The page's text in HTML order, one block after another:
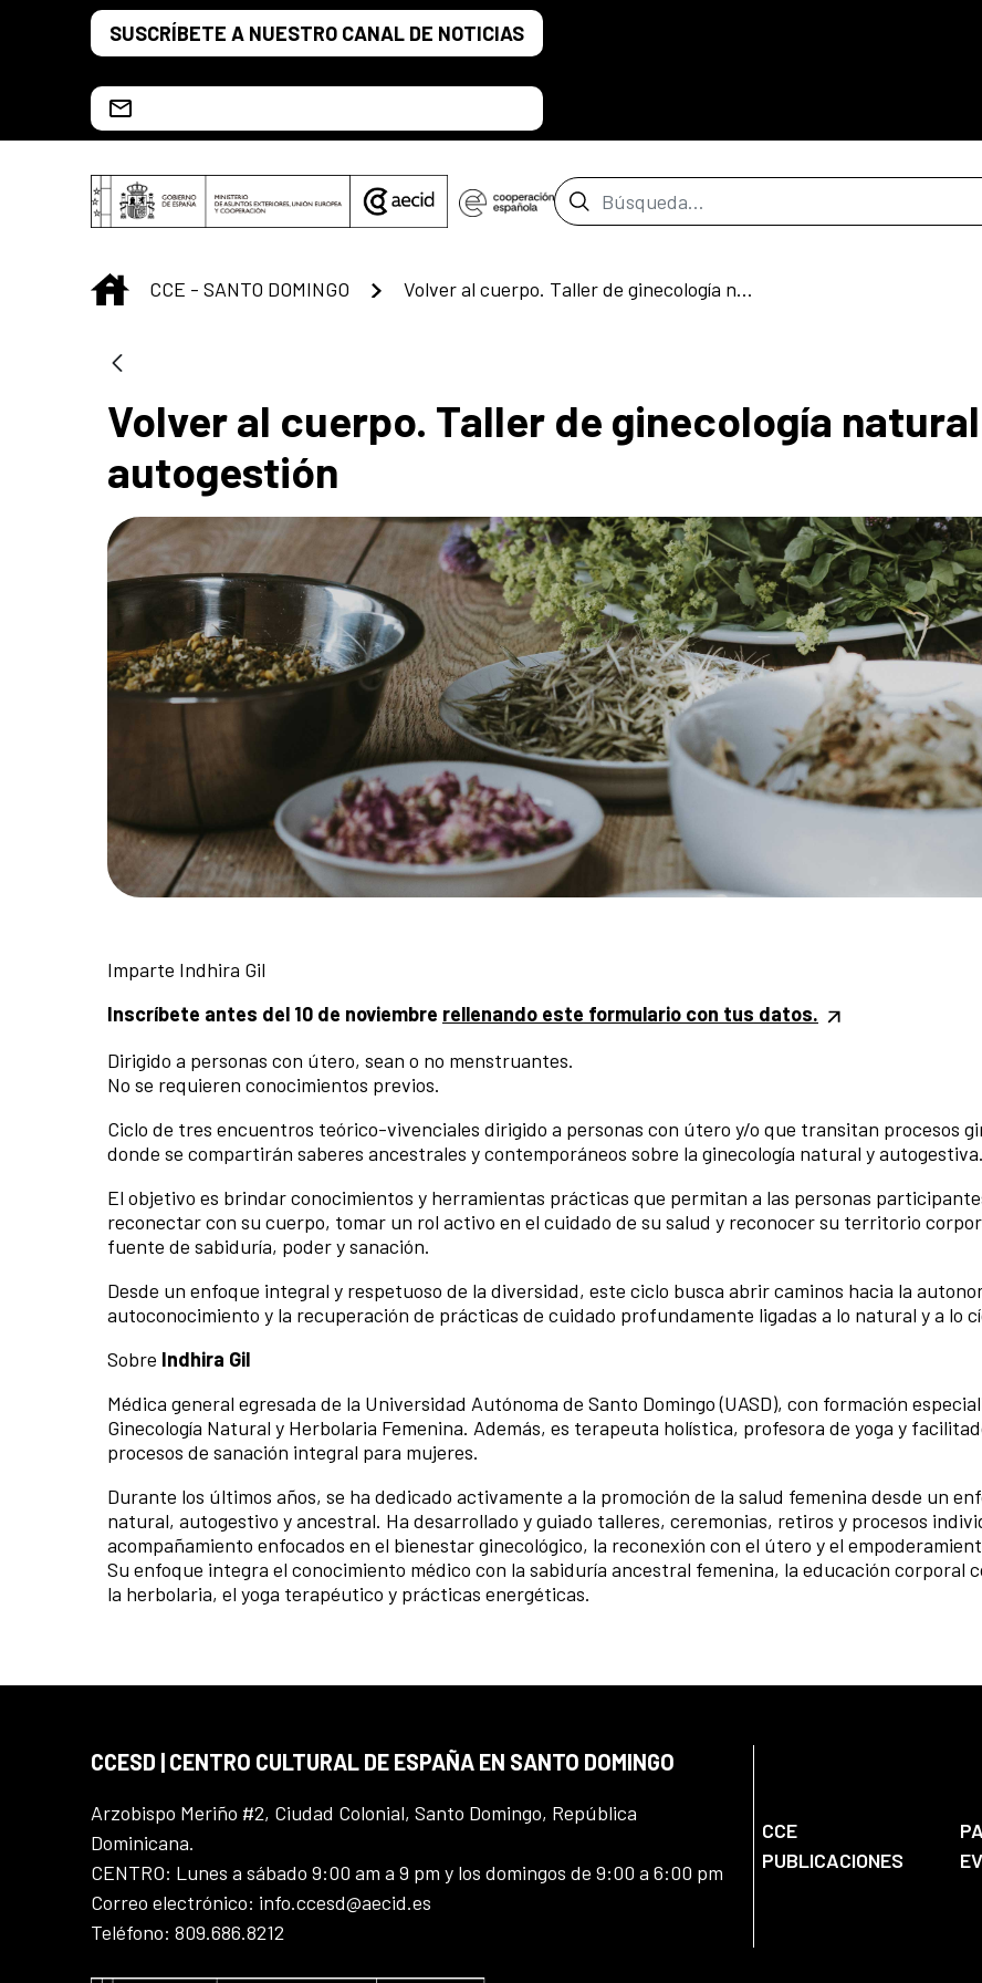
Saltar al contenido principal
SUSCRÍBETE A NUESTRO CANAL DE NOTICIAS
Barra de búsqueda
INICIO
CCE - SANTO DOMINGO Volver al cuerpo. Taller de ginecología natural y autogestión
Volver al cuerpo. Taller de ginecología
autogestión
Imparte Indhira Gil
Inscríbete antes del 10 de noviembre rellenando este formulario con tus datos.
Dirigido a personas con útero, sean o no menstruantes.
No se requieren conocimientos previos.
Ciclo de tres encuentros teórico-vivenciales dirigido a personas con útero y/o que transitan procesos
donde se compartirán saberes ancestrales y contemporáneos sobre la ginecología natural y autogestiva.
El objetivo es brindar conocimientos y herramientas prácticas que permitan a las personas
reconectar con su cuerpo, tomar un rol activo en el cuidado de su salud y reconocer su territorio
fuente de sabiduría, poder y sanación.
Desde un enfoque integral y respetuoso de la diversidad, este ciclo busca abrir caminos hacia la
autoconocimiento y la recuperación de prácticas de cuidado profundamente ligadas a lo natural y a lo
Sobre Indhira Gil
Médica general egresada de la Universidad Autónoma de Santo Domingo (UASD), con formación
Ginecología Natural y Herbolaria Femenina. Además, es terapeuta holística, profesora de yoga y
procesos de sanación integral para mujeres.
Durante los últimos años, se ha dedicado activamente a la promoción de la salud femenina desde un
natural, autogestivo y ancestral. Ha desarrollado y guiado talleres, ceremonias, retiros y procesos
acompañamiento enfocados en el bienestar ginecológico, la reconexión con el útero y el
Su enfoque integra el conocimiento médico con la sabiduría ancestral femenina, la educación corporal
la herbolaria, el yoga terapéutico y prácticas energéticas.
CCESD | CENTRO CULTURAL DE ESPAÑA EN SANTO DOMINGO
Arzobispo Meriño #2, Ciudad Colonial, Santo Domingo, República
Dominicana.
CENTRO: Lunes a sábado 9:00 am a 9 pm y los domingos de 9:00 a 6:00 pm
Correo electrónico: info.ccesd@aecid.es
Teléfono: 809.686.8212
CCE
PUBLICACIONES